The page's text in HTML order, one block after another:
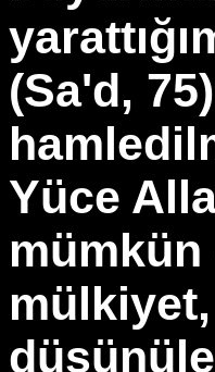
(Sa'd,
Yüce
mümkün
mülkiyet,